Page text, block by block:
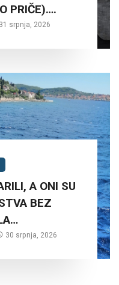
PRIČE)….
31 srpnja, 2026
A ONI SU
BEZ
30 srpnja, 2026